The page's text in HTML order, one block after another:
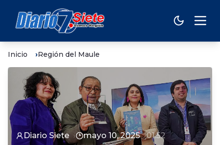
Inicio Región del Maule
Diario Siete mayo 10, 2025 01:52